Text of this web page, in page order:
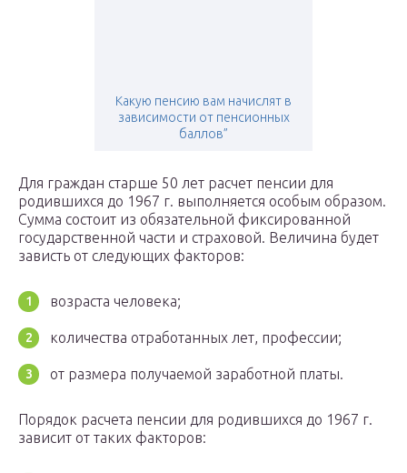
Какую пенсию вам начислят в
зависимости от пенсионных
баллов”
Для граждан старше 50 лет расчет пенсии для
родившихся до 1967 г. выполняется особым образом.
Сумма состоит из обязательной фиксированной
государственной части и страховой. Величина будет
зависть от следующих факторов:
возраста человека;
количества отработанных лет, профессии;
от размера получаемой заработной платы.
Порядок расчета пенсии для родившихся до 1967 г.
зависит от таких факторов: